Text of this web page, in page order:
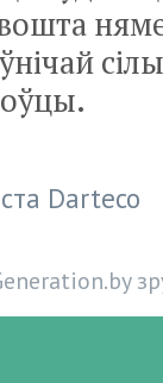
Darteco